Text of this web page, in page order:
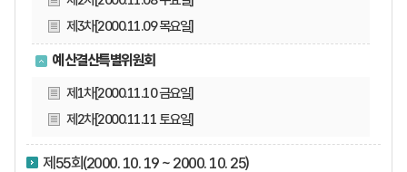
제3차[2000.11.09 목요일]
예산결산특별위원회
제1차[2000.11.10 금요일]
제2차[2000.11.11 토요일]
제55회(2000. 10. 19 ~ 2000. 10. 25)